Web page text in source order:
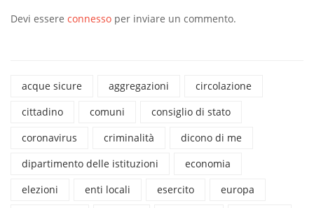
Devi essere connesso per inviare un commento.
acque sicure aggregazioni
circolazione
cittadino
comuni
consiglio di stato
coronavirus
criminalità
dicono di me
dipartimento delle istituzioni
economia
elezioni
enti locali esercito
europa